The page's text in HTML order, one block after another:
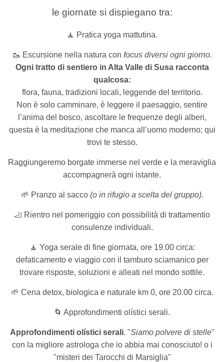
le giornate si dispiegano tra:
🧘 Pratica yoga mattutina.
🥾 Escursione nella natura con focus diversi ogni giorno.
Ogni tratto di sentiero in Alta Valle di Susa racconta
qualcosa:
flora, fauna, tradizioni locali, leggende del territorio.
Non è solo camminare, è leggere il paesaggio, sentire
l’anima del bosco, ascoltare le frequenze degli alberi,
questa è la meditazione che manca all’uomo moderno; qui
trovi te stesso.
Raggiungeremo borgate immerse nel verde e la meraviglia
accompagnerà ogni istante.
🌱 Pranzo al sacco (o in rifugio a scelta del gruppo).
🦶 Rientro nel pomeriggio con possibilità di trattamentio
consulenze individuali.
🧘 Yoga serale di fine giornata, ore 19.00 circa:
defaticamento e viaggio con il tamburo sciamanico per
trovare risposte, soluzioni e alleati nel mondo sottile.
🌱 Cena detox, biologica e naturale km 0, ore 20.00 circa.
🌀 Approfondimenti olístici serali.
Approfondimenti olístici serali. "Siamo polvere di stelle"
con la migliore astrologa che io abbia mai conosciuto! o i
"misteri dei Tarocchi di Marsiglia"